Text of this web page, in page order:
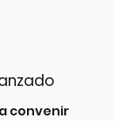
a convenir